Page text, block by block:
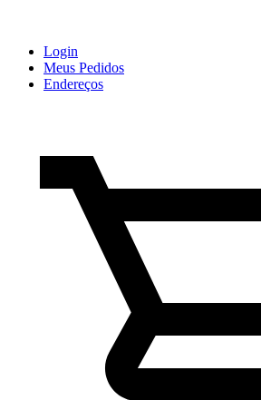
Login
Meus Pedidos
Endereços